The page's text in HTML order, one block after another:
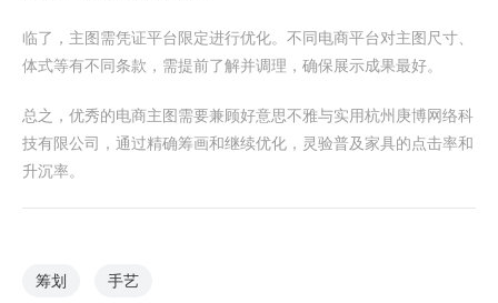
临了，主图需凭证平台限定进行优化。不同电商平台对主图尺寸、
体式等有不同条款，需提前了解并调理，确保展示成果最好。
总之，优秀的电商主图需要兼顾好意思不雅与实用杭州庚博网络科
技有限公司，通过精确筹画和继续优化，灵验普及家具的点击率和
升沉率。
筹划 手艺